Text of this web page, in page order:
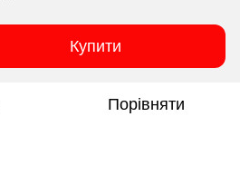
Купити
Порівняти